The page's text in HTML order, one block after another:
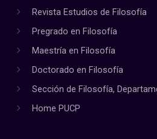
Revista Estudios de Filosofía
Pregrado en Filosofía
Maestría en Filosofía
Doctorado en Filosofía
Sección de Filosofía,
Home PUCP